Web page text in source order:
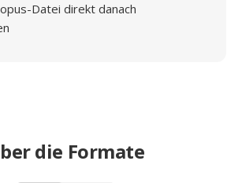
Datei direkt danach
die Formate